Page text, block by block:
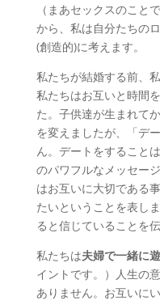
（まあセックスのこと
から、私は自分たちの
(創造的)に考えます。
私たちが結婚する前、
私たちはお互いと時間
た。子供達が生まれて
を変えましたが、「デ
ん。デートをすること
のパワフルなメッセー
はお互いに大切である
たいということを表し
ると信じていることを伝
私たちは夫婦で一緒に
イントです。）人生の
ありません。お互いに